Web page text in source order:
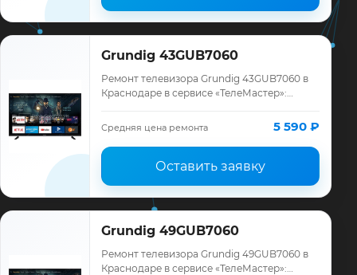
Grundig 43GUB7060
Ремонт телевизора Grundig 43GUB7060 в
Краснодаре в сервисе «ТелеМастер»:
ремонта, запчасти и гарантия до 12
месяцев.
Средняя цена ремонта 5 590 ₽
Оставить заявку
Grundig 49GUB7060
Ремонт телевизора Grundig 49GUB7060 в
Краснодаре в сервисе «ТелеМастер»: